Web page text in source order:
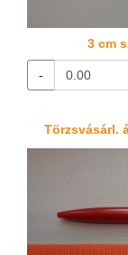
3 cm
-
Törzsvásárl.